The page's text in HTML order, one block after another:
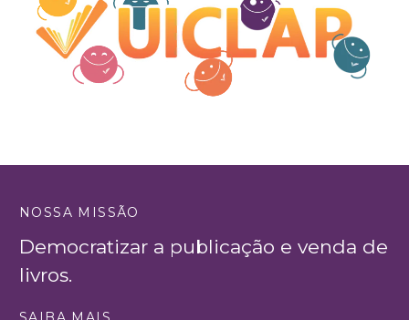
NOSSA MISSÃO
Democratizar a publicação e venda de
livros.